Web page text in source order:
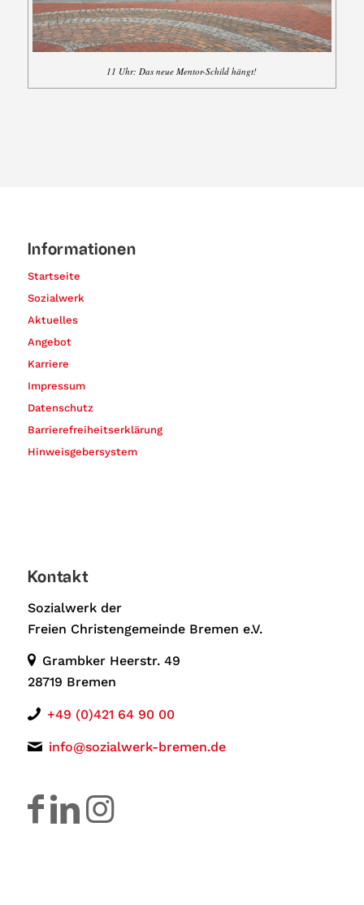
11 Uhr: Das neue Mentor-Schild hängt!
Informationen
Startseite
Sozialwerk
Aktuelles
Angebot
Karriere
Impressum
Datenschutz
Barrierefreiheitserklärung
Hinweisgebersystem
Kontakt
Sozialwerk der
Freien Christengemeinde Bremen e.V.
Grambker Heerstr. 49
28719 Bremen
+49 (0)421 64 90 00
info@sozialwerk-bremen.de